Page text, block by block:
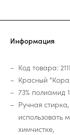
Информация
Код товара:
Красный
73% полиамид
Ручная
использовать
химчистке,